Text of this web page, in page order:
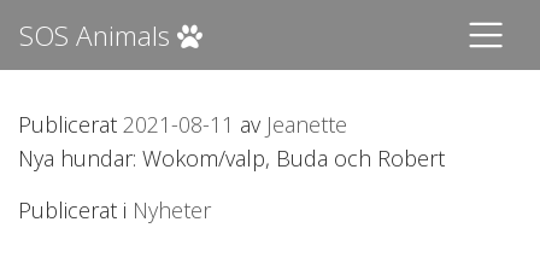
SOS Animals
Publicerat 2021-08-11 av Jeanette
Nya hundar: Wokom/valp, Buda och Robert
Publicerat i Nyheter